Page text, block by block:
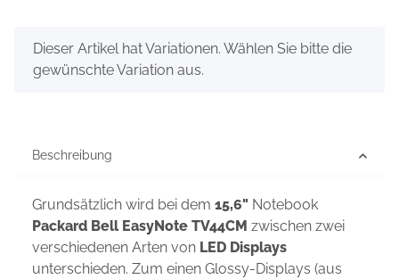
x
Dieser Artikel hat Variationen. Wählen Sie bitte die
gewünschte Variation aus.
Beschreibung
Grundsätzlich wird bei dem 15,6" Notebook
Packard Bell EasyNote TV44CM zwischen zwei
verschiedenen Arten von LED Displays
unterschieden. Zum einen Glossy-Displays (aus